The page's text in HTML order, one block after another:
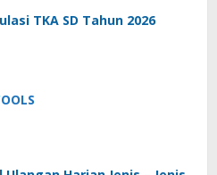
TKA SD Tahun 2026